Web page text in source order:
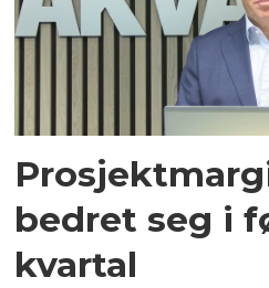
bedret seg i
kvartal